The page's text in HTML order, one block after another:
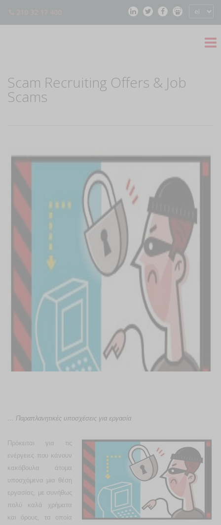
Scam Recruiting Offers & Job
Scams
… Παραπλανητικές υποσχέσεις για εργασία
Πρόκειται για τις
ενέργειες που κάνουν
κακόβουλα άτομα
υποσχόμενα μια θέση
εργασίας, με συνήθως
πολύ καλά χρήματα
και όρους, τα οποία